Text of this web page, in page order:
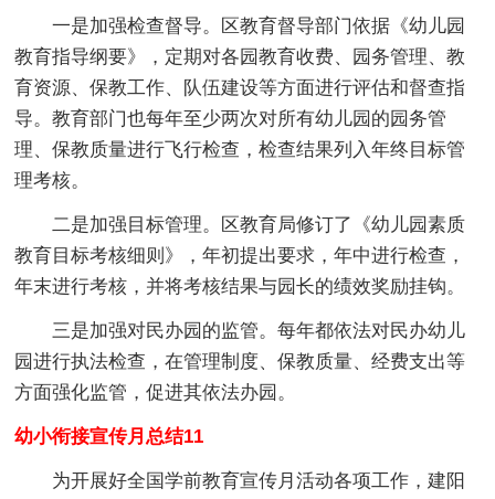
一是加强检查督导。区教育督导部门依据《幼儿园
教育指导纲要》，定期对各园教育收费、园务管理、教
育资源、保教工作、队伍建设等方面进行评估和督查指
导。教育部门也每年至少两次对所有幼儿园的园务管
理、保教质量进行飞行检查，检查结果列入年终目标管
理考核。
二是加强目标管理。区教育局修订了《幼儿园素质
教育目标考核细则》，年初提出要求，年中进行检查，
年末进行考核，并将考核结果与园长的绩效奖励挂钩。
三是加强对民办园的监管。每年都依法对民办幼儿
园进行执法检查，在管理制度、保教质量、经费支出等
方面强化监管，促进其依法办园。
幼小衔接宣传月总结11
为开展好全国学前教育宣传月活动各项工作，建阳